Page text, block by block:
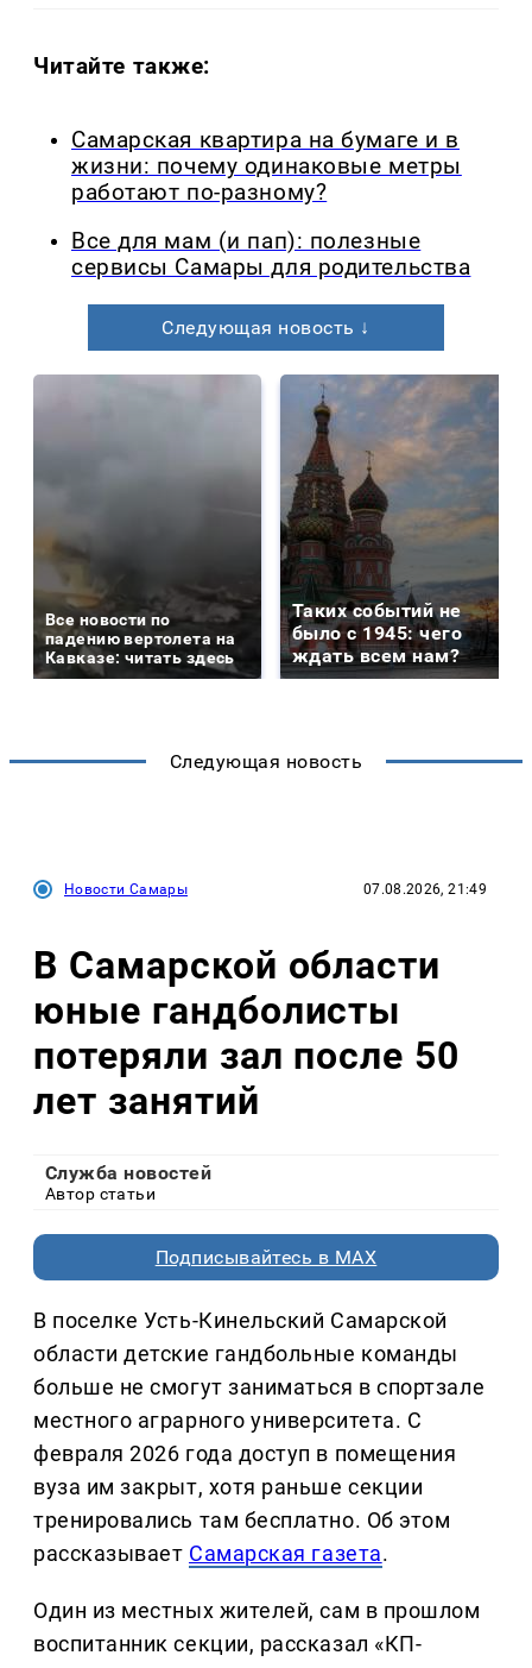
Читайте также:
Самарская квартира на бумаге и в
жизни: почему одинаковые метры
работают по-разному?
Все для мам (и пап): полезные
сервисы Самары для родительства
Следующая новость ↓
Все новости по
падению вертолета на
Кавказе: читать здесь
Таких событий не
было с 1945: чего
ждать всем нам?
Следующая новость
Новости Самары 07.08.2026, 21:49
В Самарской области
юные гандболисты
потеряли зал после 50
лет занятий
Служба новостей
Автор статьи
Подписывайтесь в MAX
В поселке Усть-Кинельский Самарской
области детские гандбольные команды
больше не смогут заниматься в спортзале
местного аграрного университета. С
февраля 2026 года доступ в помещения
вуза им закрыт, хотя раньше секции
тренировались там бесплатно. Об этом
рассказывает Самарская газета.
Один из местных жителей, сам в прошлом
воспитанник секции, рассказал «КП-